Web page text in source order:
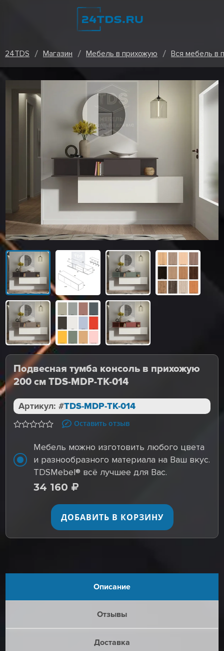
24TDS Магазин Мебель в прихожую Вся мебель в
Подвесная тумба консоль в прихожую
200 см TDS-MDP-TK-014
Артикул: #TDS-MDP-TK-014
Оставить отзыв
Мебель можно изготовить любого цвета
и разнообразного материала на Ваш вкус.
TDSMebel® всё лучшее для Вас.
34 160
ДОБАВИТЬ В КОРЗИНУ
Описание
Отзывы
Доставка